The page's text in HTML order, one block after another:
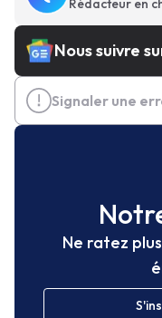
Rédacteur en
Nous suivre
Signaler une
Ne ratez